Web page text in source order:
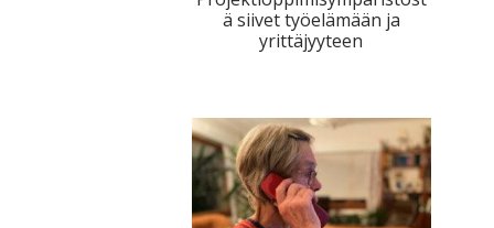
ä siivet työelämään ja
yrittäjyyteen